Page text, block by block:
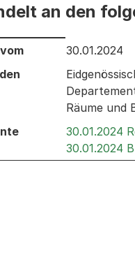
an den
an den folgenden
30.01.2024
Räume und
30.01.2024
30.01.2024